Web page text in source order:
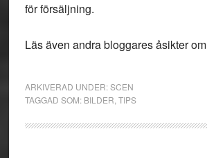
för försäljning.
Läs även andra bloggares åsikter om
ARKIVERAD UNDER:SCEN
TAGGAD SOM: BILDER TIPS